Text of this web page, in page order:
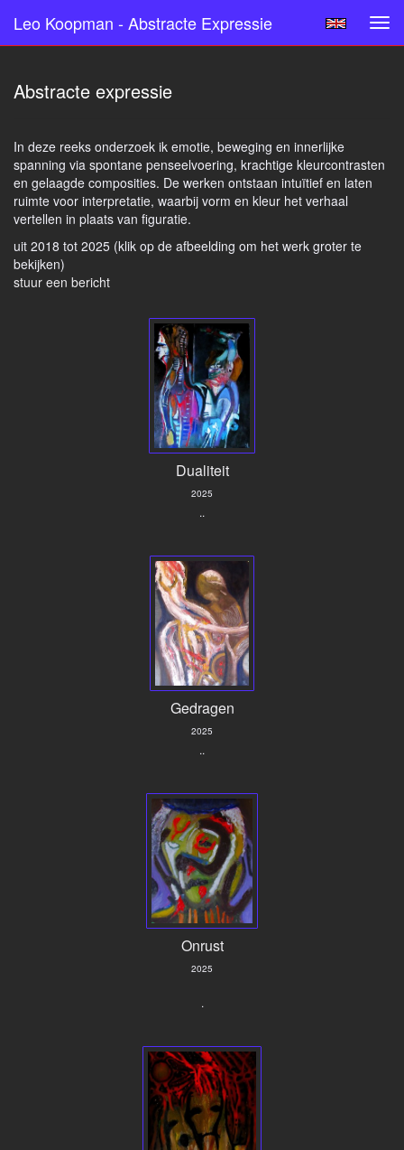
Leo Koopman - Abstracte Expressie
Abstracte expressie
In deze reeks onderzoek ik emotie, beweging en innerlijke
spanning via spontane penseelvoering, krachtige kleurcontrasten
en gelaagde composities. De werken ontstaan intuïtief en laten
ruimte voor interpretatie, waarbij vorm en kleur het verhaal
vertellen in plaats van figuratie.
uit 2018 tot 2025 (klik op de afbeelding om het werk groter te
bekijken)
stuur een bericht
Dualiteit
2025
..
Gedragen
2025
..
Onrust
2025
.